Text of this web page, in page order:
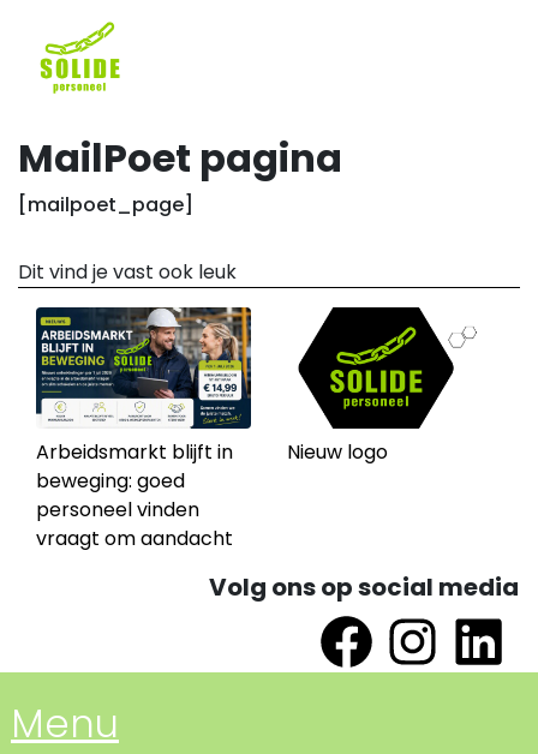
MailPoet pagina
[mailpoet_page]
Dit vind je vast ook leuk
Arbeidsmarkt blijft in
beweging: goed
personeel vinden
vraagt om aandacht
Nieuw logo
Volg ons op social media
Menu